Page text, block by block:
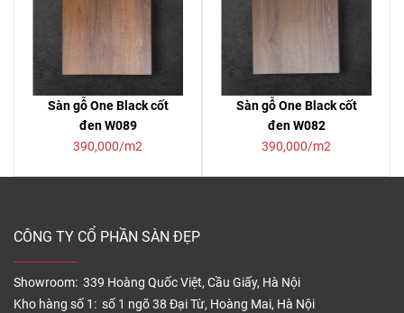
Sàn gỗ One Black cốt
đen W089
390,000/m2
Sàn gỗ One Black cốt
đen W082
390,000/m2
CÔNG TY CỔ PHẦN SÀN ĐẸP
Showroom: 339 Hoàng Quốc Việt, Cầu Giấy, Hà Nội
Kho hàng số 1: số 1 ngõ 38 Đại Từ, Hoàng Mai, Hà Nội